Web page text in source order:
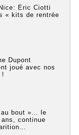
Éric Ciotti
« kits de rentrée
Dupont
joué avec nos
!
bout »… le
continue